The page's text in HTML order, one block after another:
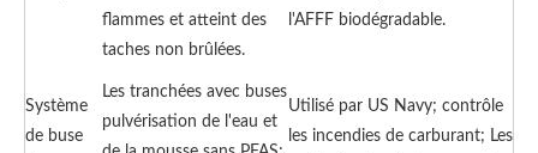
flammes et atteint des
taches non brûlées.
l'AFFF biodégradable.
Système
de buse
Les tranchées avec buses
pulvérisation de l'eau et
Utilisé par US Navy; contrôle
les incendies de carburant; Les